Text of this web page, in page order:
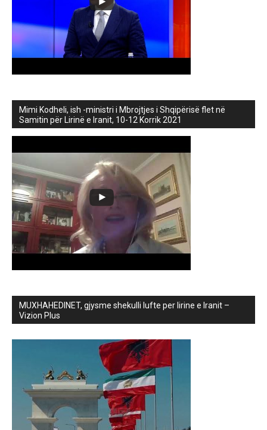
Mimi Kodheli, ish -ministri i Mbrojtjes i Shqipërisë flet në
Samitin për Lirinë e Iranit, 10-12 Korrik 2021
MUXHAHEDINET, gjysme shekulli lufte per lirine e Iranit –
Vizion Plus